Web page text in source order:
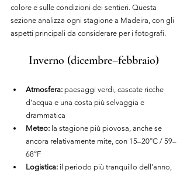
colore e sulle condizioni dei sentieri. Questa
sezione analizza ogni stagione a Madeira, con gli
aspetti principali da considerare per i fotografi.
Inverno (dicembre–febbraio)
Atmosfera: paesaggi verdi, cascate ricche
d’acqua e una costa più selvaggia e
drammatica
Meteo: la stagione più piovosa, anche se
ancora relativamente mite, con 15–20°C / 59–
68°F
Logistica: il periodo più tranquillo dell’anno,